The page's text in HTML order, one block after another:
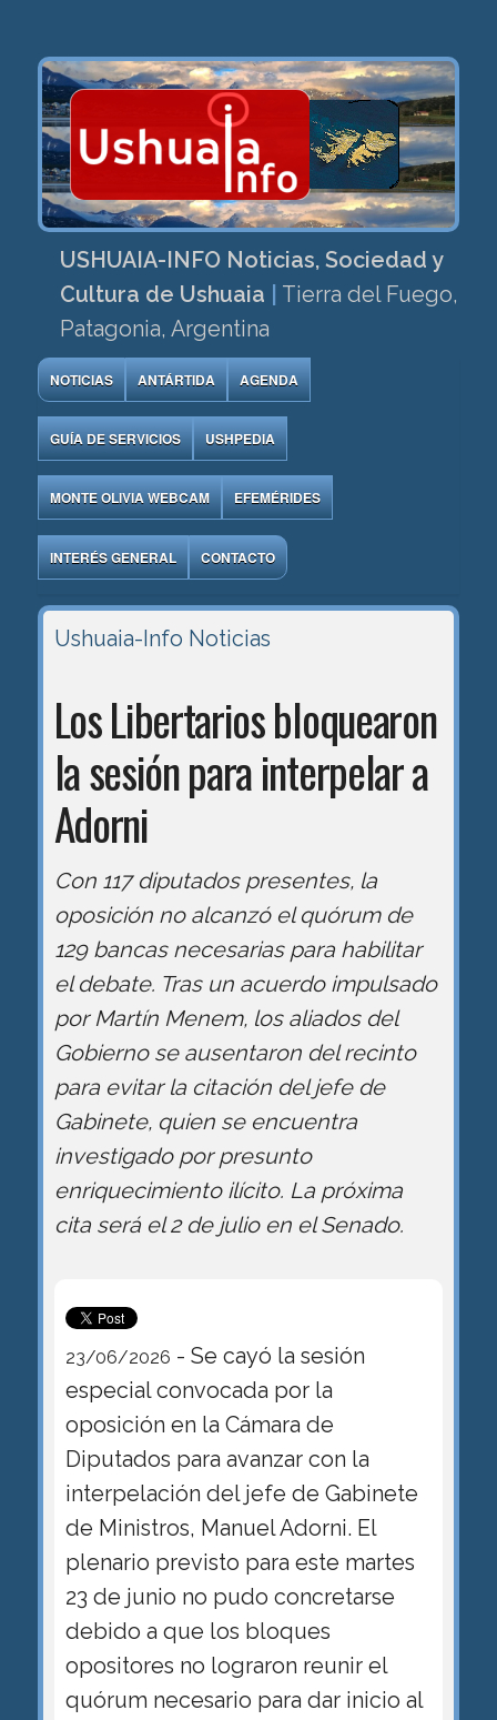
USHUAIA-INFO Noticias, Sociedad y
Cultura de Ushuaia
Tierra del Fuego,
Patagonia, Argentina
NOTICIAS ANTÁRTIDA AGENDA
GUÍA DE SERVICIOS USHPEDIA
MONTE OLIVIA WEBCAM EFEMÉRIDES
INTERÉS GENERAL CONTACTO
Ushuaia-Info Noticias
Los Libertarios bloquearon
la sesión para interpelar a
Adorni
Con 117 diputados presentes, la
oposición no alcanzó el quórum de
129 bancas necesarias para habilitar
el debate. Tras un acuerdo impulsado
por Martín Menem, los aliados del
Gobierno se ausentaron del recinto
para evitar la citación del jefe de
Gabinete, quien se encuentra
investigado por presunto
enriquecimiento ilícito. La próxima
cita será el 2 de julio en el Senado.
23/06/2026 - Se cayó la sesión
especial convocada por la
oposición en la Cámara de
Diputados para avanzar con la
interpelación del jefe de Gabinete
de Ministros, Manuel Adorni. El
plenario previsto para este martes
23 de junio no pudo concretarse
debido a que los bloques
opositores no lograron reunir el
quórum necesario para dar inicio al